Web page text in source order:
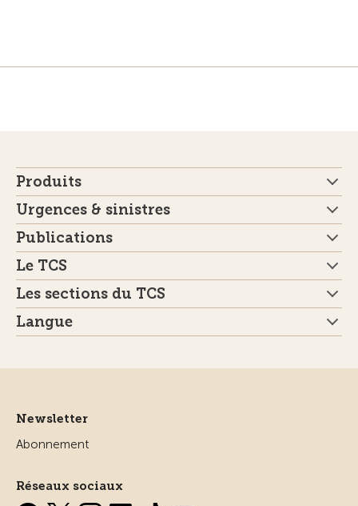
Produits
Urgences & sinistres
Publications
Le TCS
Les sections du TCS
Langue
Newsletter
Abonnement
Réseaux sociaux